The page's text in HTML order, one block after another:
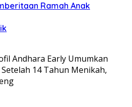
Ramah Anak
Andhara Early Umumkan
14 Tahun Menikah,